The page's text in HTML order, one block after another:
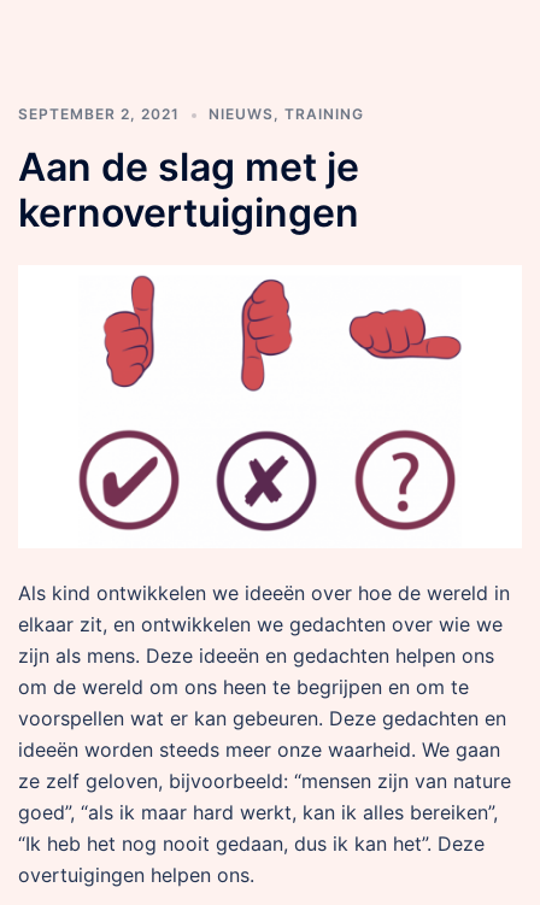
SEPTEMBER 2, 2021 NIEUWS TRAINING
Aan de slag met je
kernovertuigingen
Als kind ontwikkelen we ideeën over hoe de wereld in
elkaar zit, en ontwikkelen we gedachten over wie we
zijn als mens. Deze ideeën en gedachten helpen ons
om de wereld om ons heen te begrijpen en om te
voorspellen wat er kan gebeuren. Deze gedachten en
ideeën worden steeds meer onze waarheid. We gaan
ze zelf geloven, bijvoorbeeld: “mensen zijn van nature
goed”, “als ik maar hard werkt, kan ik alles bereiken”,
“Ik heb het nog nooit gedaan, dus ik kan het”. Deze
overtuigingen helpen ons.